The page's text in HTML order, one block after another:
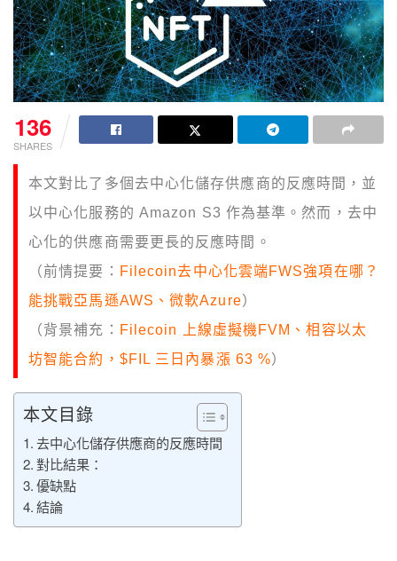
136
SHARES
本文對比了多個去中心化儲存供應商的反應時間，並
以中心化服務的 Amazon S3 作為基準。然而，去中
心化的供應商需要更長的反應時間。
（前情提要： Filecoin去中心化雲端FWS強項在哪？
能挑戰亞馬遜AWS、微軟Azure）
（背景補充： Filecoin 上線虛擬機FVM、相容以太
坊智能合約，$FIL 三日內暴漲 63 %）
本文目錄
去中心化儲存供應商的反應時間
對比結果：
優缺點
結論